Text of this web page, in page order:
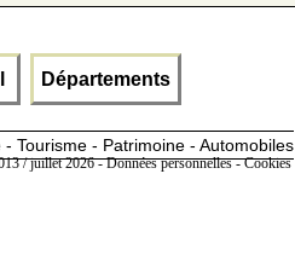
Départements
Tourisme - Patrimoine - Automobiles
/ juillet 2026 -Données personnelles -